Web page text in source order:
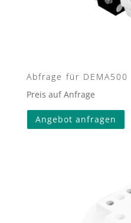
Abfrage für DEMA500
Preis auf Anfrage
Angebot anfragen